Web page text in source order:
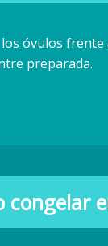
óvulos
preparada.
congelar